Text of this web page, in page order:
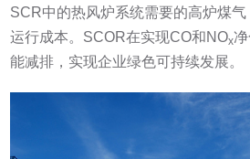
SCR中的热风炉系统需要的高炉煤
运行成本。SCOR在实现CO和NOx
能减排，实现企业绿色可持续发展。